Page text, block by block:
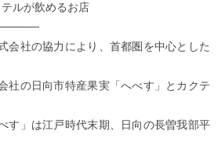
ルが飲めるお店
会社の協力により、首都圏を中心とした
社の日向市特産果実「へべす」とカクテ
す」は江戸時代末期、日向の長曽我部平